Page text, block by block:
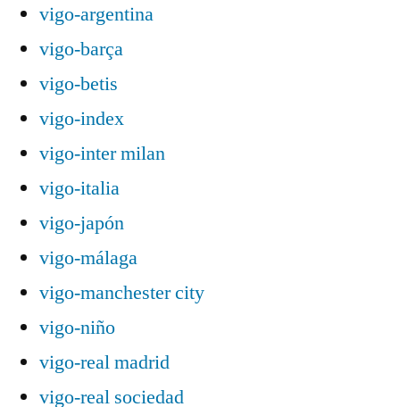
vigo-argentina
vigo-barça
vigo-betis
vigo-index
vigo-inter milan
vigo-italia
vigo-japón
vigo-málaga
vigo-manchester city
vigo-niño
vigo-real madrid
vigo-real sociedad